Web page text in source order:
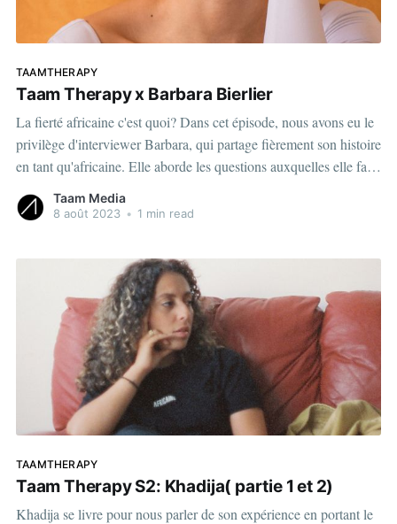
TAAMTHERAPY
Taam Therapy x Barbara Bierlier
La fierté africaine c'est quoi? Dans cet épisode, nous avons eu le
privilège d'interviewer Barbara, qui partage fièrement son histoire
en tant qu'africaine. Elle aborde les questions auxquelles elle fait
fierté à appartenir à
Taam Media
8 août 2023 • 1 min read
TAAMTHERAPY
Taam Therapy S2: Khadija( partie 1 et 2)
Khadija se livre pour nous parler de son expérience en portant le